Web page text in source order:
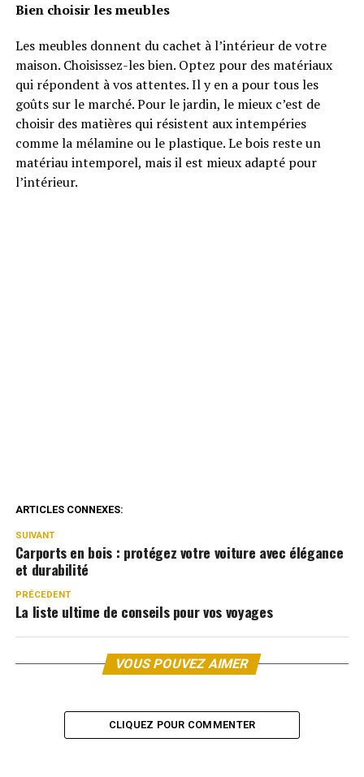
Bien choisir les meubles
Les meubles donnent du cachet à l’intérieur de votre
maison. Choisissez-les bien. Optez pour des matériaux
qui répondent à vos attentes. Il y en a pour tous les
goûts sur le marché. Pour le jardin, le mieux c’est de
choisir des matières qui résistent aux intempéries
comme la mélamine ou le plastique. Le bois reste un
matériau intemporel, mais il est mieux adapté pour
l’intérieur.
ARTICLES CONNEXES:
SUIVANT
Carports en bois : protégez votre voiture avec élégance
et durabilité
PRÉCEDENT
La liste ultime de conseils pour vos voyages
VOUS POUVEZ AIMER
CLIQUEZ POUR COMMENTER